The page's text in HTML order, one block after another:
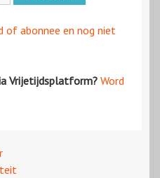
of abonnee en nog niet
Vrijetijdsplatform? Word